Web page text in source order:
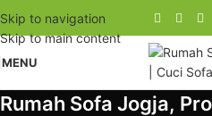
Skip to navigation
Skip to main content
MENU
Rumah Sofa Jogja,